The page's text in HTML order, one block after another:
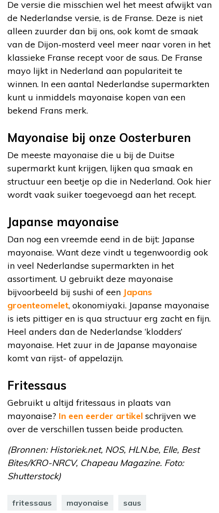
De versie die misschien wel het meest afwijkt van
de Nederlandse versie, is de Franse. Deze is niet
alleen zuurder dan bij ons, ook komt de smaak
van de Dijon-mosterd veel meer naar voren in het
klassieke Franse recept voor de saus. De Franse
mayo lijkt in Nederland aan populariteit te
winnen. In een aantal Nederlandse supermarkten
kunt u inmiddels mayonaise kopen van een
bekend Frans merk.
Mayonaise bij onze Oosterburen
De meeste mayonaise die u bij de Duitse
supermarkt kunt krijgen, lijken qua smaak en
structuur een beetje op die in Nederland. Ook hier
wordt vaak suiker toegevoegd aan het recept.
Japanse mayonaise
Dan nog een vreemde eend in de bijt: Japanse
mayonaise. Want deze vindt u tegenwoordig ook
in veel Nederlandse supermarkten in het
assortiment. U gebruikt deze mayonaise
bijvoorbeeld bij sushi of een Japans
groenteomelet, okonomiyaki. Japanse mayonaise
is iets pittiger en is qua structuur erg zacht en fijn.
Heel anders dan de Nederlandse ‘klodders’
mayonaise. Het zuur in de Japanse mayonaise
komt van rijst- of appelazijn.
Fritessaus
Gebruikt u altijd fritessaus in plaats van
mayonaise? In een eerder artikel schrijven we
over de verschillen tussen beide producten.
(Bronnen: Historiek.net, NOS, HLN.be, Elle, Best
Bites/KRO-NRCV, Chapeau Magazine. Foto:
Shutterstock)
fritessaus mayonaise saus